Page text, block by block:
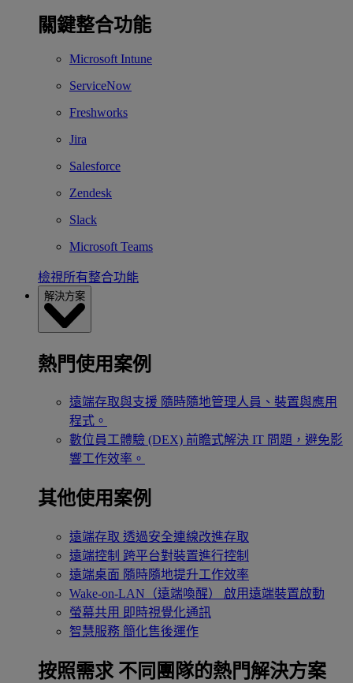
關鍵整合功能
Microsoft Intune
ServiceNow
Freshworks
Jira
Salesforce
Zendesk
Slack
Microsoft Teams
檢視所有整合功能
解決方案
熱門使用案例
遠端存取與支援 隨時隨地管理人員、裝置與應用
程式。
數位員工體驗 (DEX) 前瞻式解決 IT 問題，避免影
響工作效率。
其他使用案例
遠端存取 透過安全連線改進存取
遠端控制 跨平台對裝置進行控制
遠端桌面 隨時隨地提升工作效率
Wake-on-LAN（遠端喚醒）
啟用遠端裝置啟動
螢幕共用 即時視覺化通訊
智慧服務 簡化售後運作
按照需求 不同團隊的熱門解決方案